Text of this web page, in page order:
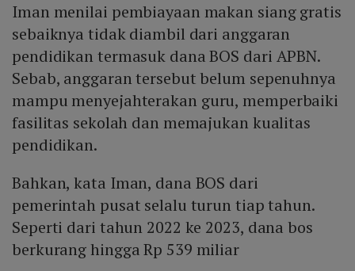
Iman menilai pembiayaan makan siang gratis
sebaiknya tidak diambil dari anggaran
pendidikan termasuk dana BOS dari APBN.
Sebab, anggaran tersebut belum sepenuhnya
mampu menyejahterakan guru, memperbaiki
fasilitas sekolah dan memajukan kualitas
pendidikan.
Bahkan, kata Iman, dana BOS dari
pemerintah pusat selalu turun tiap tahun.
Seperti dari tahun 2022 ke 2023, dana bos
berkurang hingga Rp 539 miliar